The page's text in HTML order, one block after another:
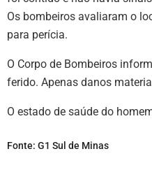
Os bombeiros avaliaram o
para perícia.
O Corpo de Bombeiros
ferido. Apenas danos
O estado de saúde do
Fonte: G1 Sul de Minas